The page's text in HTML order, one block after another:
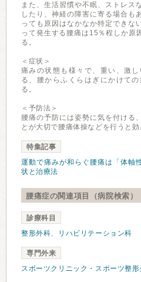
また、生活習慣や不眠、ストレス
したり、神経の障害に寄る場合も
っても原因はなかなか特定できな
って発生する腰痛は15％程しか原
る。
＜症状＞
痛みの状態も様々で、重い、激
る、腰からふくらはぎにかけて
る。
＜予防法＞
腰痛の予防には姿勢に気を付ける
とが大切で腰痛体操などを行うと効
特集記事
運動で痛みが和らぐ腰痛は「体軸
状と治療法
腰痛症の関連項目（病院検索）
診療科目
整形外科、 リハビリテーション科
専門外来
スポーツクリニック・スポーツ整